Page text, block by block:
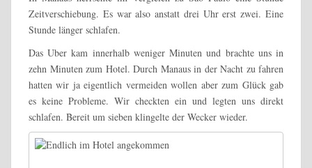
Zeitverschiebung. Es war also anstatt drei Uhr erst zwei. Eine
Stunde länger schlafen.
Das Uber kam innerhalb weniger Minuten und brachte uns in
zehn Minuten zum Hotel. Durch Manaus in der Nacht zu fahren
hatten wir ja eigentlich vermeiden wollen aber zum Glück gab
es keine Probleme. Wir checkten ein und legten uns direkt
schlafen. Bereit um sieben klingelte der Wecker wieder.